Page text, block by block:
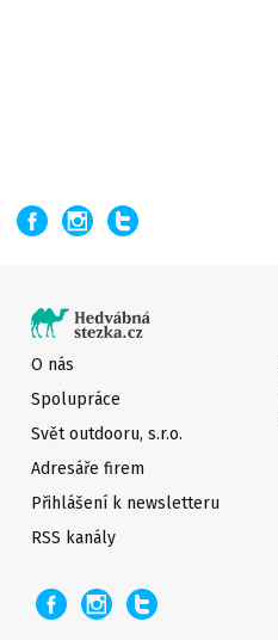
O nás
Spolupráce
Svět outdooru, s.r.o.
Adresáře firem
Přihlášení k newsletteru
RSS kanály